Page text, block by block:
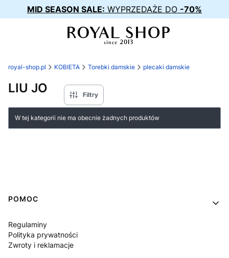
MID SEASON SALE: WYPRZEDAŻE DO -70%
royal-shop.pl KOBIETA Torebki damskie plecaki damskie
LIU JO Filtry
Lista produktów
W tej kategorii nie ma obecnie żadnych produktów
Linki w stopce
POMOC
Regulaminy
Polityka prywatności
Zwroty i reklamacje